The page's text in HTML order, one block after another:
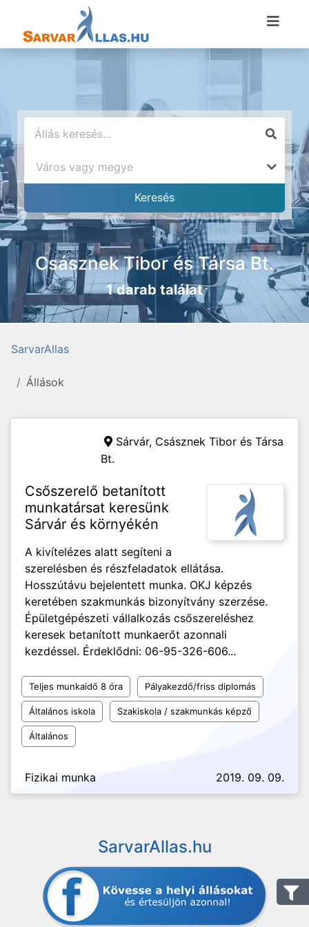
Császnek Tibor és Társa Bt.
1 darab találat
SarvarAllas
Állások
Sárvár, Császnek Tibor és Társa
Bt.
Csőszerelő betanított
munkatársat keresünk
Sárvár és környékén
A kivítelézes alatt segíteni a
szerelésben és részfeladatok ellátása.
Hosszútávu bejelentett munka. OKJ képzés
keretében szakmunkás bizonyítvány szerzése.
Épületgépészeti vállalkozás csőszereléshez
keresek betanított munkaerőt azonnali
kezdéssel. Érdeklődni: 06-95-326-606...
Teljes munkaidő 8 óra Pályakezdő/friss diplomás
Általános iskola Szakiskola / szakmunkás képző
Általános
Fizikai munka 2019. 09. 09.
SarvarAllas.hu